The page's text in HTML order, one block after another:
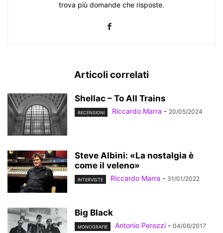
trova più domande che risposte.
Articoli correlati
Shellac – To All Trains
RECENSIONI Riccardo Marra - 20/05/2024
Steve Albini: «La nostalgia è
come il veleno»
INTERVISTE Riccardo Marra - 31/01/2022
Big Black
MONOGRAFIE Antonio Perozzi - 04/06/2017